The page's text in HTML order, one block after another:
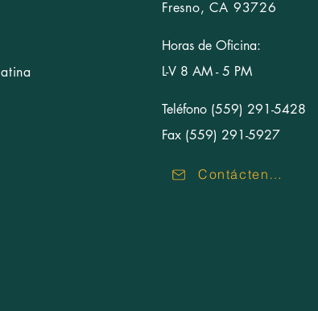
Fresno, CA 93726
Horas de Oficina:
L-V 8 AM - 5 PM
Teléfono (559) 291-5428
Fax (559) 291-5927
Contáctenos